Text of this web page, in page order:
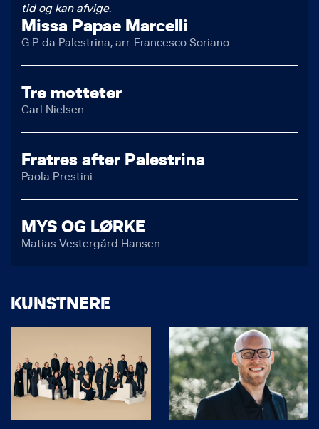
tid og kan afvige.
Missa Papae Marcelli
G P da Palestrina, arr. Francesco Soriano
Tre motteter
Carl Nielsen
Fratres after Palestrina
Paola Prestini
MYS OG LØRKE
Matias Vestergård Hansen
KUNSTNERE